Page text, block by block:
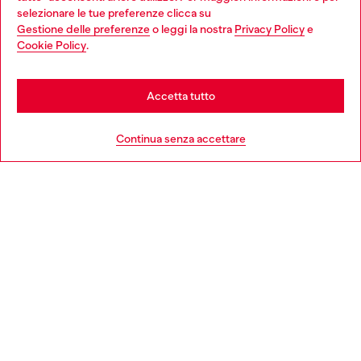
selezionare le tue preferenze clicca su
Gestione delle preferenzeo leggi la nostra Privacy Policye
Cookie Policy.
Continua senza accettare
Accetta tutto
Choose your location
You are currently browsing Italia website, but it seems you may
be based in United States